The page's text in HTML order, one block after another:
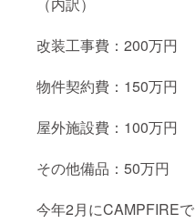
改装工事費：200万円
物件契約費：150万円
屋外施設費：100万円
その他備品：50万円
今年2月にCAMPFIREで